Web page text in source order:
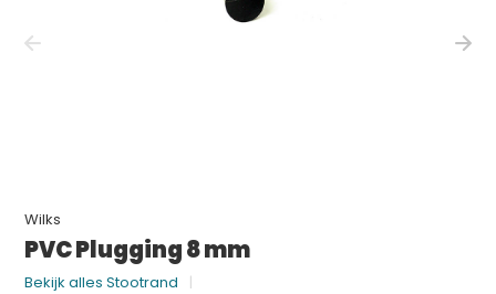
Wilks
PVC Plugging 8 mm
Bekijk alles Stootrand